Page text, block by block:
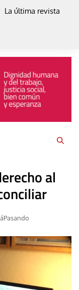
La última revista
al